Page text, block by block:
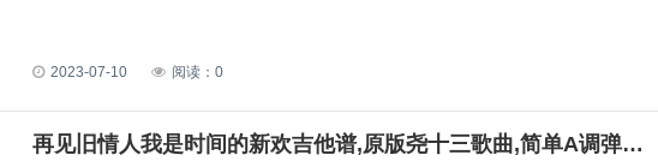
2023-07-10 阅读：0
再见旧情人我是时间的新欢吉他谱,原版尧十三歌曲,简单A调弹唱教学,网络转载版六线指弹简谱图